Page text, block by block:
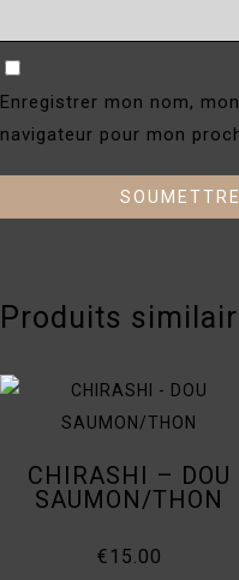
Enregistrer mon nom,
navigateur pour mon
Produits
CHIRASHI – DOU
SAUMON/THON
€ 15.00